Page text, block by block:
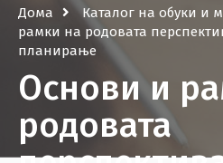
ДОМА
НОВОСТИ
КАЛЕНДАР
ОБУКИ И МЕНТОРСТВА
Дома Каталог на обуки и
рамки на родовата
планирање
Основи и
родовата